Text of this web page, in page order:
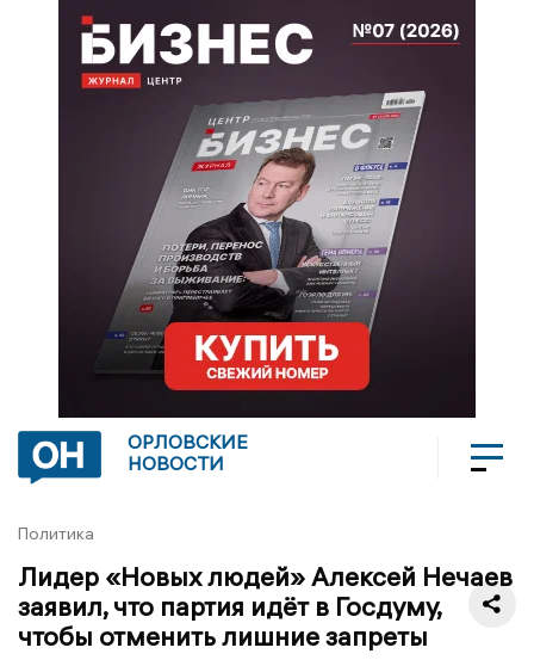
ОРЛОВСКИЕ
НОВОСТИ
Политика
Лидер «Новых людей» Алексей Нечаев
заявил, что партия идёт в Госдуму,
чтобы отменить лишние запреты